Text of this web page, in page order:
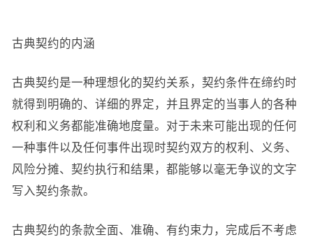
古典契约的内涵
古典契约是一种理想化的契约关系，契约条件在缔约时
就得到明确的、详细的界定，并且界定的当事人的各种
权利和义务都能准确地度量。对于未来可能出现的任何
一种事件以及任何事件出现时契约双方的权利、义务、
风险分摊、契约执行和结果，都能够以毫无争议的文字
写入契约条款。
古典契约的条款全面、准确、有约束力，完成后不考虑